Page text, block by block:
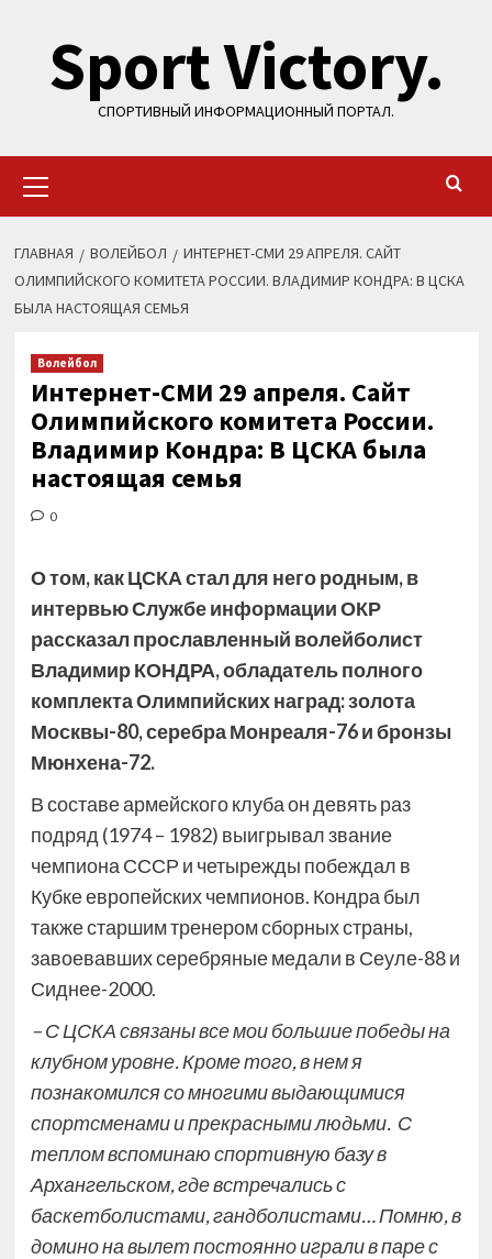
содержимому
Sport Victory.
СПОРТИВНЫЙ ИНФОРМАЦИОННЫЙ ПОРТАЛ.
меню
ГЛАВНАЯ ВОЛЕЙБОЛ
ИНТЕРНЕТ-СМИ 29 АПРЕЛЯ. САЙТ
ОЛИМПИЙСКОГО КОМИТЕТА РОССИИ. ВЛАДИМИР КОНДРА: В ЦСКА
БЫЛА НАСТОЯЩАЯ СЕМЬЯ
Волейбол
Интернет-СМИ 29 апреля. Сайт
Олимпийского комитета России.
Владимир Кондра: В ЦСКА была
настоящая семья
0
О том, как ЦСКА стал для него родным, в
интервью Службе информации ОКР
рассказал прославленный волейболист
Владимир КОНДРА, обладатель полного
комплекта Олимпийских наград: золота
Москвы-80, серебра Монреаля-76 и бронзы
Мюнхена-72.
В составе армейского клуба он девятьраз
подряд (1974 – 1982) выигрывал звание
чемпиона СССР и четырежды побеждал в
Кубке европейских чемпионов. Кондра был
также старшим тренером сборных страны,
завоевавших серебряные медали в Сеуле-88 и
Сиднее-2000.
– С ЦСКА связаны все мои большие победы на
клубном уровне. Кроме того, в нем я
познакомился со многими выдающимися
спортсменами и прекрасными людьми. С
теплом вспоминаю спортивную базу в
Архангельском, где встречались с
баскетболистами, гандболистами… Помню, в
домино на вылет постоянно играли в паре с